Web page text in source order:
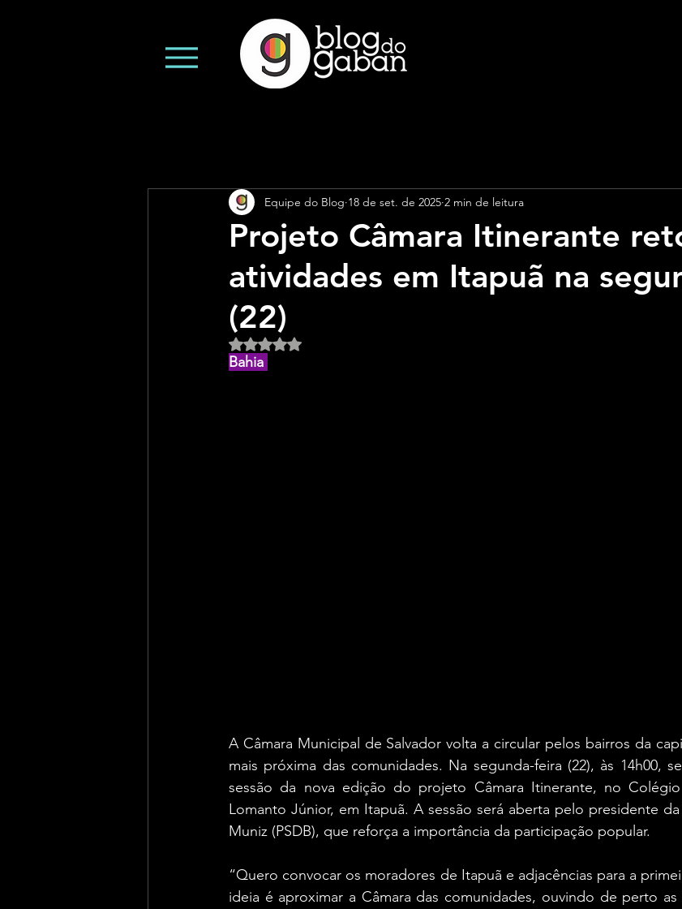
Projeto Câmara Itinerante
atividades em Itapuã na
(22)
Equipe do Blog 18 de set. de 2025 2 min de leitura
Avaliado com NaN de 5 estrelas.
Bahia
A Câmara Municipal de Salvador volta a circular pelos bairros da
mais próxima das comunidades. Na segunda-feira (22), às 14h00,
sessão da nova edição do projeto Câmara Itinerante, no
Lomanto Júnior, em Itapuã. A sessão será aberta pelo presidente
Muniz (PSDB), que reforça a importância da participação popular.
“Quero convocar os moradores de Itapuã e adjacências para a
ideia é aproximar a Câmara das comunidades, ouvindo de perto as